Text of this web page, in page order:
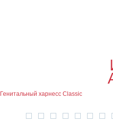
Генитальный харнесс Classic